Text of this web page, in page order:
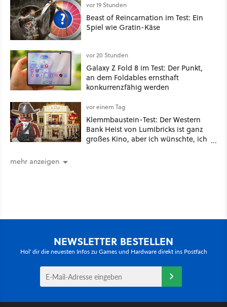
vor 19 Stunden
Beast of Reincarnation im Test: Ein
Spiel wie Gratin-Käse
vor 20 Stunden
Galaxy Z Fold 8 im Test: Der Punkt,
an dem Foldables ernsthaft
konkurrenzfähig werden
vor einem Tag
Klemmbaustein-Test: Der Western
Bank Heist von Lumibricks ist ganz
großes Kino, aber ich wünschte, ich
mehr anzeigen
NEWSLETTER BESTELLEN
Hol' dir die neuesten Infos zu Games und Hardware direkt ins Postfach